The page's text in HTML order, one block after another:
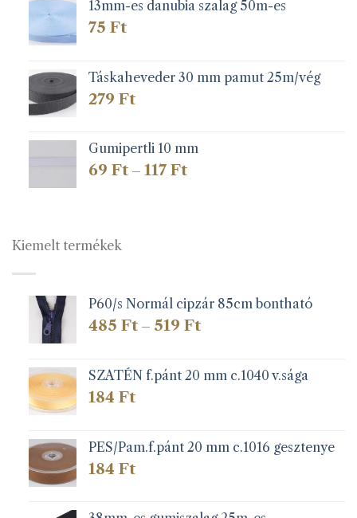
13mm-es danubia szalag 50m-es
75 Ft
Táskaheveder 30 mm pamut 25m/vég
279 Ft
Gumipertli 10 mm
69 Ft – 117 FtÁrtartomány:
Kiemelt termékek
P60/s Normál cipzár 85cm bontható
485 Ft – 519 FtÁrtartomány:
519 Ft
SZATÉN f.pánt 20 mm c.1040 v.sága
184 Ft
PES/Pam.f.pánt 20 mm c.1016 gesztenye
184 Ft